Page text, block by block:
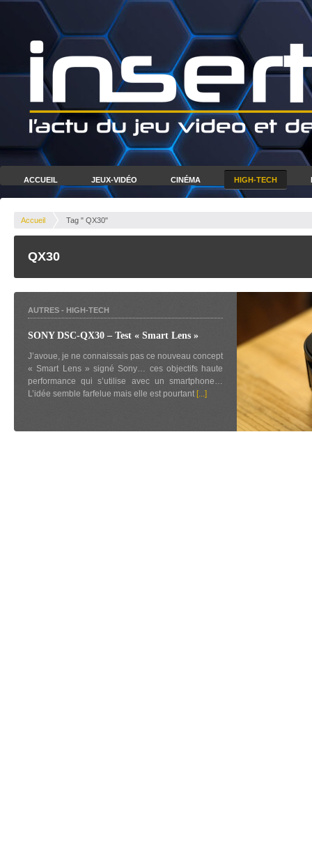
ACCUEIL JEUX-VIDÉO CINÉMA HIGH-TECH
Accueil Tag " QX30"
QX30
AUTRES - HIGH-TECH
SONY DSC-QX30 – Test « Smart Lens »
J’avoue, je ne connaissais pas ce nouveau concept
« Smart Lens » signé Sony… ces objectifs haute
performance qui s’utilise avec un smartphone…
L’idée semble farfelue mais elle est pourtant [...]